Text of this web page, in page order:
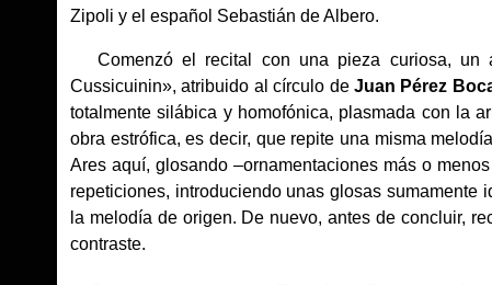
Zipoli y el español Sebastián de Albero.
Comenzó el recital con una pieza curiosa, un
Cussicuinin», atribuido al círculo deJuan Pérez
totalmente silábica y homofónica, plasmada con la
obra estrófica, es decir, que repite una misma
Ares aquí, glosando –ornamentaciones más o
repeticiones, introduciendo unas glosas sumamente
la melodía de origen. De nuevo, antes de concluir,
contraste.